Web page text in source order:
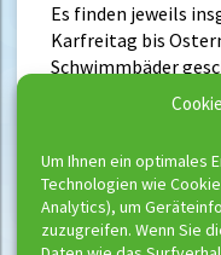
Um Ihnen ein optimales
Technologien wie
Analytics), um
zuzugreifen. Wenn Sie
Es finden jeweils
Karfreitag bis
Schwimmbäder